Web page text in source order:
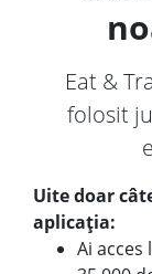
Eat &
folosit
Uite doar
aplicația:
Ai